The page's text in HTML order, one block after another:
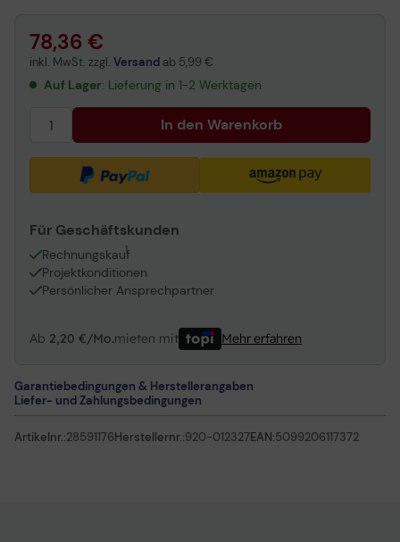
78,36 €
inkl. MwSt. zzgl. Versand ab 5,99 €
Auf Lager: Lieferung in 1-2 Werktagen
In den Warenkorb
Für Geschäftskunden
Rechnungskauf
1
Projektkonditionen
Persönlicher Ansprechpartner
Ab 2,20 €/Mo.mieten mit Mehr erfahren
Garantiebedingungen & Herstellerangaben
Liefer- und Zahlungsbedingungen
Artikelnr.:28591176Herstellernr.:920-012327EAN:5099206117372